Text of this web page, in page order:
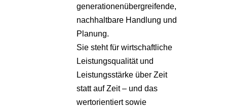
generationenübergreifende,
nachhaltbare Handlung und
Planung.
Sie steht für wirtschaftliche
Leistungsqualität und
Leistungsstärke über Zeit
statt auf Zeit – und das
wertorientiert sowie